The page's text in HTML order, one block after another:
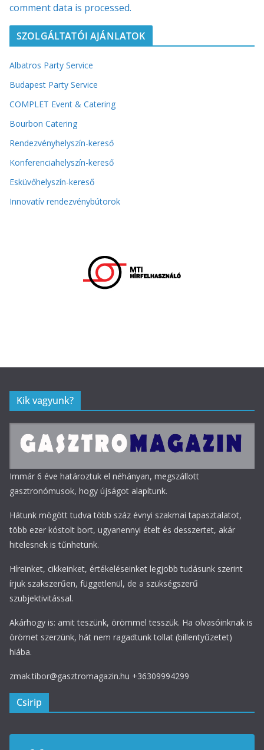
comment data is processed.
SZOLGÁLTATÓI AJÁNLATOK
Albatros Party Service
Budapest Party Service
COMPLET Event & Catering
Bourbon Catering
Rendezvényhelyszín-kereső
Konferenciahelyszín-kereső
Esküvőhelyszín-kereső
Innovatív rendezvénybútorok
Kik vagyunk?
Immár 6 éve határoztuk el néhányan, megszállott
gasztronómusok, hogy újságot alapítunk.
Hátunk mögött tudva több száz évnyi szakmai tapasztalatot,
több ezer kóstolt bort, ugyanennyi ételt és desszertet, akár
hitelesnek is tűnhetünk.
Híreinket, cikkeinket, értékeléseinket legjobb tudásunk szerint
írjuk szakszerűen, függetlenül, de a szükségszerű
szubjektivitással.
Akárhogy is: amit teszünk, örömmel tesszük. Ha olvasóinknak is
örömet szerzünk, hát nem ragadtunk tollat (billentyűzetet)
hiába.
zmak.tibor@gasztromagazin.hu +36309994299
Csirip